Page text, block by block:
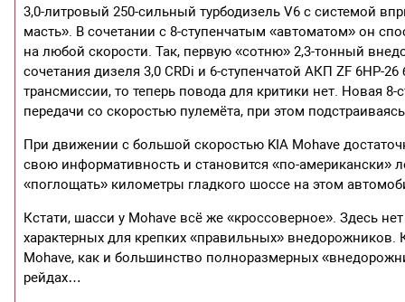
3,0-литровый 250-сильный турбодизель V6 с системой
масть». В сочетании с 8-ступенчатым «автоматом» он
на любой скорости. Так, первую «сотню» 2,3-тонный
сочетания дизеля 3,0 CRDi и 6-ступенчатой АКП ZF 6НР-
трансмиссии, то теперь повода для критики нет. Новая
передачи со скоростью пулемёта, при этом
При движении с большой скоростью KIA Mohave
свою информативность и становится «по-американски»
«поглощать» километры гладкого шоссе на этом
Кстати, шасси у Mohave всё же «кроссоверное». Здесь
характерных для крепких «правильных»
Mohave, как и большинство полноразмерных
рейдах…